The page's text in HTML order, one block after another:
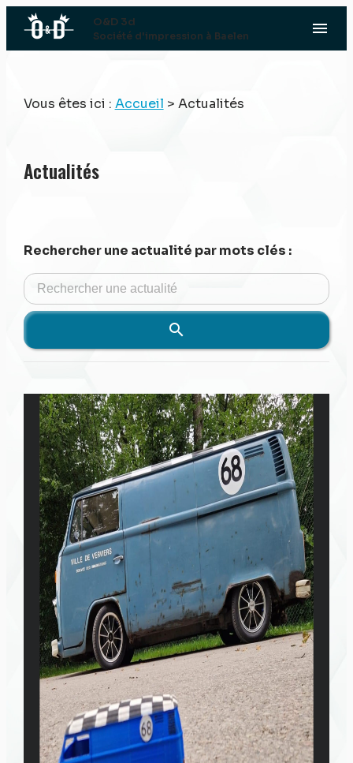
O&D 3d
Société d'impression à Baelen menu
Vous êtes ici : Accueil > Actualités
Actualités
Rechercher une actualité par mots clés :
Panneau de gestion des cookies